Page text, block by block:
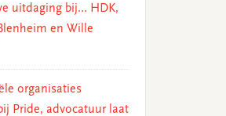
uitdaging bij… HDK,
en Wille
organisaties
Pride, advocatuur laat